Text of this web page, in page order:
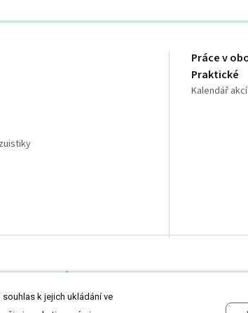
Práce v
Praktické
Kalendář akcí
k jejich ukládání ve